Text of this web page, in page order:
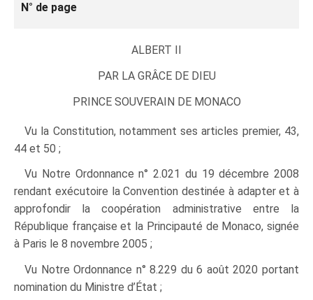
N° de page
ALBERT II
PAR LA GRÂCE DE DIEU
PRINCE SOUVERAIN DE MONACO
Vu la Constitution, notamment ses articles premier, 43,
44 et 50 ;
Vu Notre Ordonnance n° 2.021 du 19 décembre 2008
rendant exécutoire la Convention destinée à adapter et à
approfondir la coopération administrative entre la
République française et la Principauté de Monaco, signée
à Paris le 8 novembre 2005 ;
Vu Notre Ordonnance n° 8.229 du 6 août 2020 portant
nomination du Ministre d’État ;